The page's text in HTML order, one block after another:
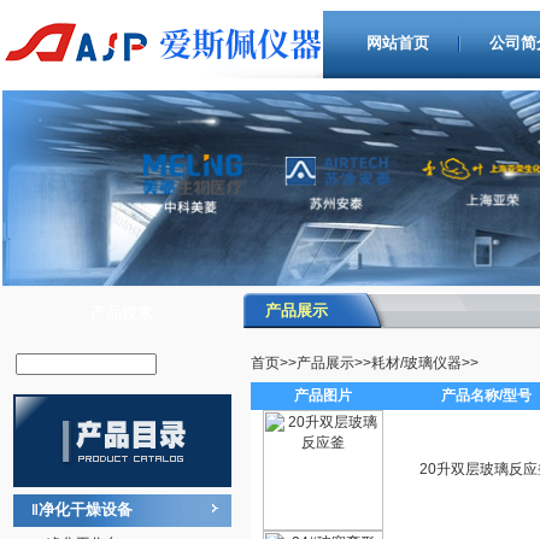
网站首页 公司简
净化干燥设备
产品展示
首页>>产品展示>>耗材/玻璃仪器>>
产品图片
产品名称/型号
20升双层玻璃反